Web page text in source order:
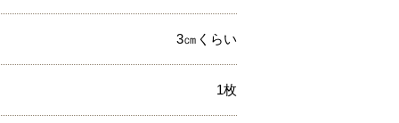
3㎝くらい
1枚